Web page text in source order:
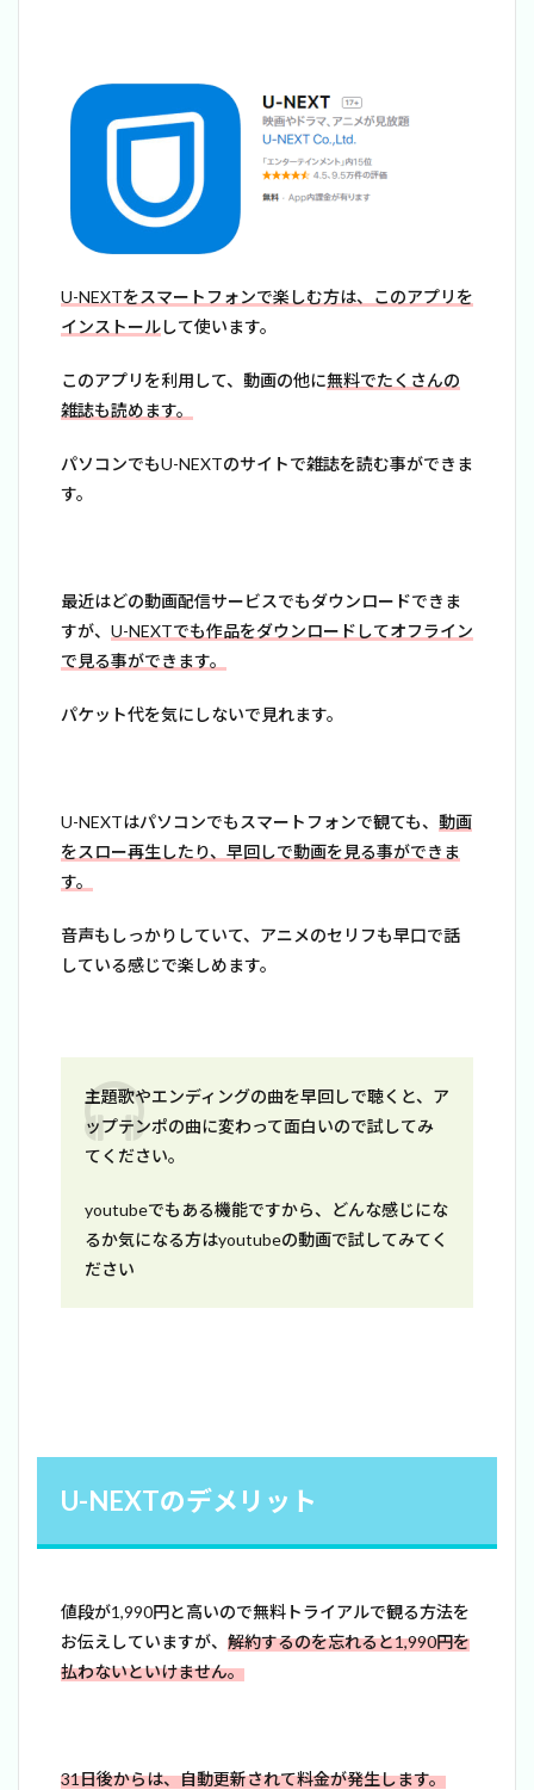
U-NEXTをスマートフォンで楽しむ方は、このアプリを
インストールして使います。
このアプリを利用して、動画の他に無料でたくさんの
雑誌も読めます。
パソコンでもU-NEXTのサイトで雑誌を読む事ができま
す。
最近はどの動画配信サービスでもダウンロードできま
すが、 U-NEXTでも作品をダウンロードしてオフライン
で見る事ができます。
パケット代を気にしないで見れます。
U-NEXTはパソコンでもスマートフォンで観ても、 動画
をスロー再生したり、早回しで動画を見る事ができま
す。
音声もしっかりしていて、アニメのセリフも早口で話
している感じで楽しめます。
主題歌やエンディングの曲を早回しで聴くと、ア
ップテンポの曲に変わって面白いので試してみ
てください。
youtubeでもある機能ですから、どんな感じにな
るか気になる方はyoutubeの動画で試してみてく
ださい
U-NEXTのデメリット
値段が1,990円と高いので無料トライアルで観る方法を
お伝えしていますが、 解約するのを忘れると1,990円を
払わないといけません。
31日後からは、自動更新されて料金が発生します。